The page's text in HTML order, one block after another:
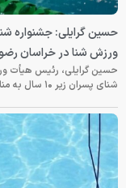
ورزش شنا در خراسان
حسین گرایلی، رئیس هیأت
شنای پسران زیر ۱۰ سال به مناسبت روز جهانی شنا اظهار کرد: این جشنواره روز جمعه‌ ۱۶